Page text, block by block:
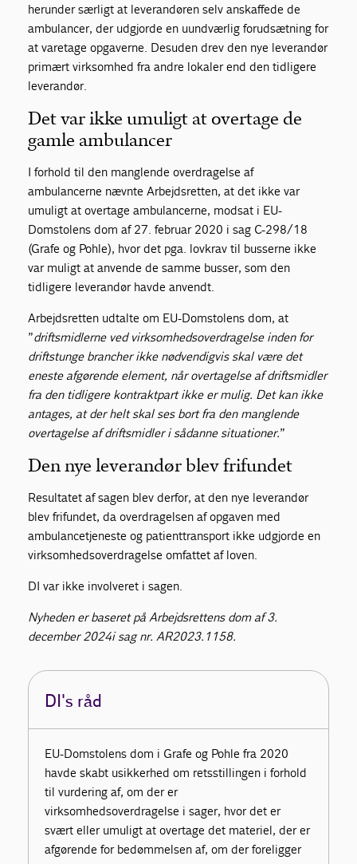
herunder særligt at leverandøren selv anskaffede de
ambulancer, der udgjorde en uundværlig forudsætning for
at varetage opgaverne. Desuden drev den nye leverandør
primært virksomhed fra andre lokaler end den tidligere
leverandør.
Det var ikke umuligt at overtage de
gamle ambulancer
I forhold til den manglende overdragelse af
ambulancerne nævnte Arbejdsretten, at det ikke var
umuligt at overtage ambulancerne, modsat i EU-
Domstolens dom af 27. februar 2020 i sag C-298/18
(Grafe og Pohle), hvor det pga. lovkrav til busserne ikke
var muligt at anvende de samme busser, som den
tidligere leverandør havde anvendt.
Arbejdsretten udtalte om EU-Domstolens dom, at
”driftsmidlerne ved virksomhedsoverdragelse inden for
driftstunge brancher ikke nødvendigvis skal være det
eneste afgørende element, når overtagelse af driftsmidler
fra den tidligere kontraktpart ikke er mulig. Det kan ikke
antages, at der helt skal ses bort fra den manglende
overtagelse af driftsmidler i sådanne situationer.”
Den nye leverandør blev frifundet
Resultatet af sagen blev derfor, at den nye leverandør
blev frifundet, da overdragelsen af opgaven med
ambulancetjeneste og patienttransport ikke udgjorde en
virksomhedsoverdragelse omfattet af loven.
DI var ikke involveret i sagen.
Nyheden er baseret på Arbejdsrettens dom af 3.
december 2024i sag nr. AR2023.1158.
DI's råd
EU-Domstolens dom i Grafe og Pohle fra 2020
havde skabt usikkerhed om retsstillingen i forhold
til vurdering af, om der er
virksomhedsoverdragelse i sager, hvor det er
svært eller umuligt at overtage det materiel, der er
afgørende for bedømmelsen af, om der foreligger